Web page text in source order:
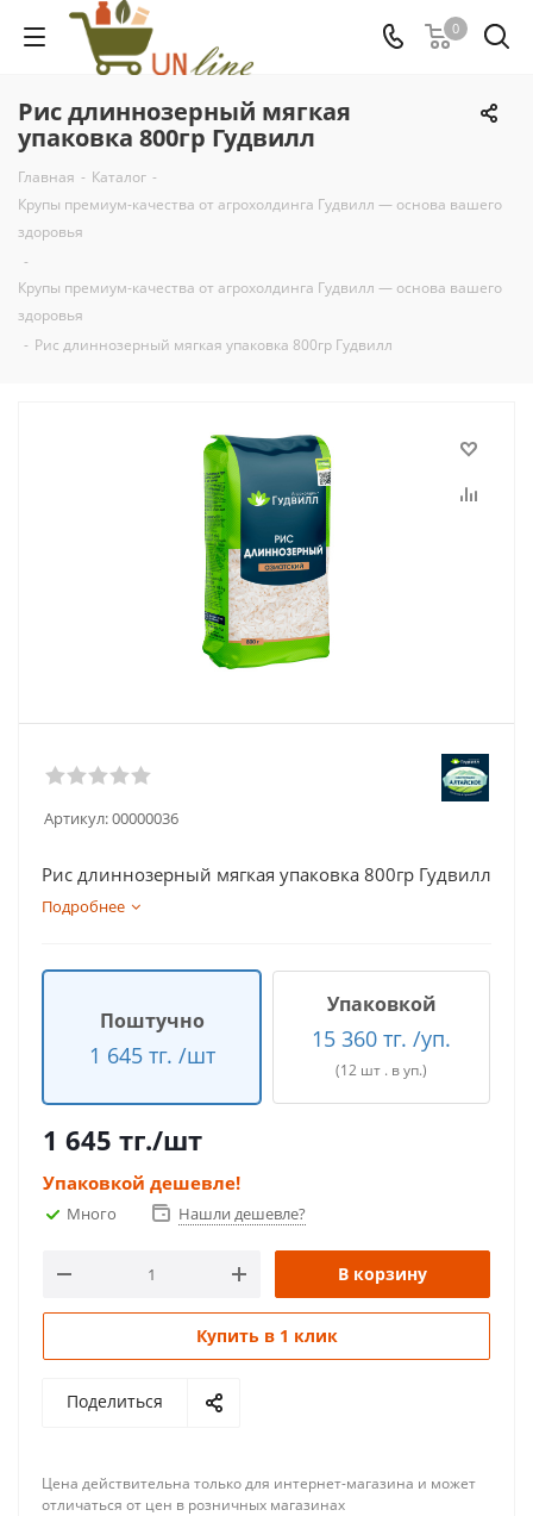
0
Рис длиннозерный мягкая
упаковка 800гр Гудвилл
Главная - Каталог -
Крупы премиум-качества от агрохолдинга Гудвилл — основа вашего
здоровья
-
Крупы премиум-качества от агрохолдинга Гудвилл — основа вашего
здоровья
- Рис длиннозерный мягкая упаковка 800гр Гудвилл
Артикул:00000036
Рис длиннозерный мягкая упаковка 800гр Гудвилл
Подробнее
Поштучно
1 645 тг. /шт
Упаковкой
15 360 тг. /уп.
(12 шт . в уп.)
1 645 тг./шт
Упаковкой дешевле!
Много Нашли дешевле?
В корзину
Купить в 1 клик
Поделиться
Цена действительна только для интернет-магазина и может
отличаться от цен в розничных магазинах